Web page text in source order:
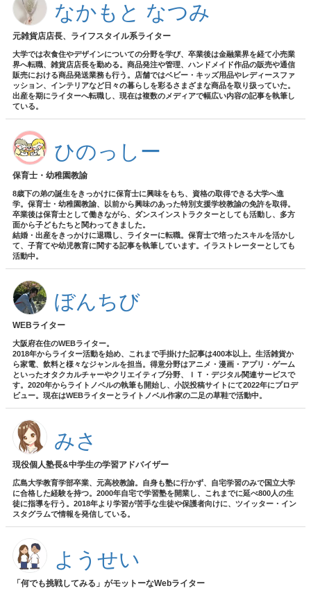
なかもと なつみ
元雑貨店店長、ライフスタイル系ライター
大学では衣食住やデザインについての分野を学び、卒業後は金融業界を経て小売業
界へ転職、雑貨店店長を勤める。商品発注や管理、ハンドメイド作品の販売や通信
販売における商品発送業務も行う。店舗ではベビー・キッズ用品やレディースファ
ッション、インテリアなど日々の暮らしを彩るさまざまな商品を取り扱っていた。
出産を期にライターへ転職し、現在は複数のメディアで幅広い内容の記事を執筆し
ている。
ひのっしー
保育士・幼稚園教諭
8歳下の弟の誕生をきっかけに保育士に興味をもち、資格の取得できる大学へ進
学。保育士・幼稚園教諭、以前から興味のあった特別支援学校教諭の免許を取得。
卒業後は保育士として働きながら、ダンスインストラクターとしても活動し、多方
面から子どもたちと関わってきました。
結婚・出産をきっかけに退職し、ライターに転職。保育士で培ったスキルを活かし
て、子育てや幼児教育に関する記事を執筆しています。イラストレーターとしても
活動中。
ぼんちび
WEBライター
大阪府在住のWEBライター。
2018年からライター活動を始め、これまで手掛けた記事は400本以上。生活雑貨か
ら家電、飲料と様々なジャンルを担当。得意分野はアニメ・漫画・アプリ・ゲーム
といったオタクカルチャーやクリエイティブ分野、ＩＴ・デジタル関連サービスで
す。2020年からライトノベルの執筆も開始し、小説投稿サイトにて2022年にプロデ
ビュー。現在はWEBライターとライトノベル作家の二足の草鞋で活動中。
みさ
現役個人塾長&中学生の学習アドバイザー
広島大学教育学部卒業、元高校教諭。自身も塾に行かず、自宅学習のみで国立大学
に合格した経験を持つ。2000年自宅で学習塾を開業し、これまでに延べ800人の生
徒に指導を行う。2018年より学習が苦手な生徒や保護者向けに、ツイッター・イン
スタグラムで情報を発信している。
ようせい
「何でも挑戦してみる」がモットーなWebライター